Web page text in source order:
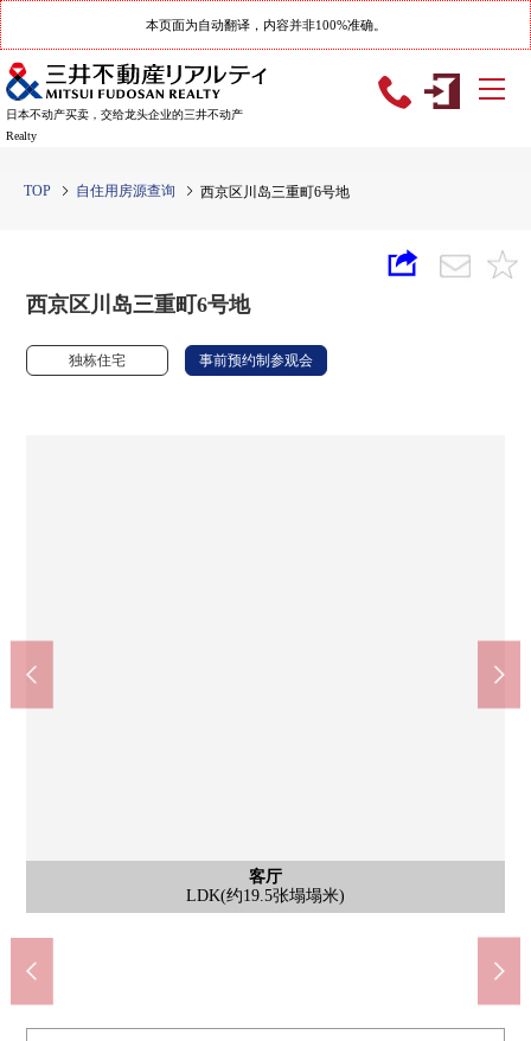
本页面为自动翻译，内容并非100%准确。
日本不动产买卖，交给龙头企业的三井不动产
Realty
TOP 自住用房源查询 西京区川岛三重町6号地
西京区川岛三重町6号地
独栋住宅 事前预约制参观会
客厅
LDK(约19.5张塌塌米)
客厅
LDK(约19.5张塌塌米)
厨房
组合厨房
厨房
组合厨房
公共汽车
公共汽车
公共汽车
公共汽车
洗脸
洗脸
厕所
1楼厕所
厕所
2楼厕所
室内
2楼西式房间(约6.0张塌塌米)
室内
2楼西式房间(约6.0张塌塌米)
室内
2楼西式房间(约7.0张塌塌米)
室内
2楼西式房间(约7.0张塌塌米)
其他
2楼非居室(储藏室:约6.0张塌塌米)
阳台
2楼西式房间(约7.0张塌塌米)的阳台
门口
门口
收纳
门口收纳
收纳
1楼走廊收纳
收纳
2楼走廊收纳
外观
外观
外观
外观
外观
外观
停车场
停车位
含有前面道路的外观
前面道路
含有前面道路的外观
前面道路
其他
餐具冲洗烘干机
其他
有TV监视器的内部对讲机
其他
有再加热功能的热水供应遥控
其他
浴室暖气换气干燥机
Kirin-SeagramLtd.京都川岛商店(约350m)
京都川岛邮局(约450m)
全家便利店樫原江之本町商店(约650m)
原鸭西京都橡树店(约650m)
新鲜的gekiyasu市场！原橡树店(约750m)
原永存橡树店(约800m)
Fresco洛西口站商店(约1200m)
永旺梦乐城京都桂川(约1400m)
阪急桂站(约1100m)
洛西口站(阪急京都本线)(约1200m)